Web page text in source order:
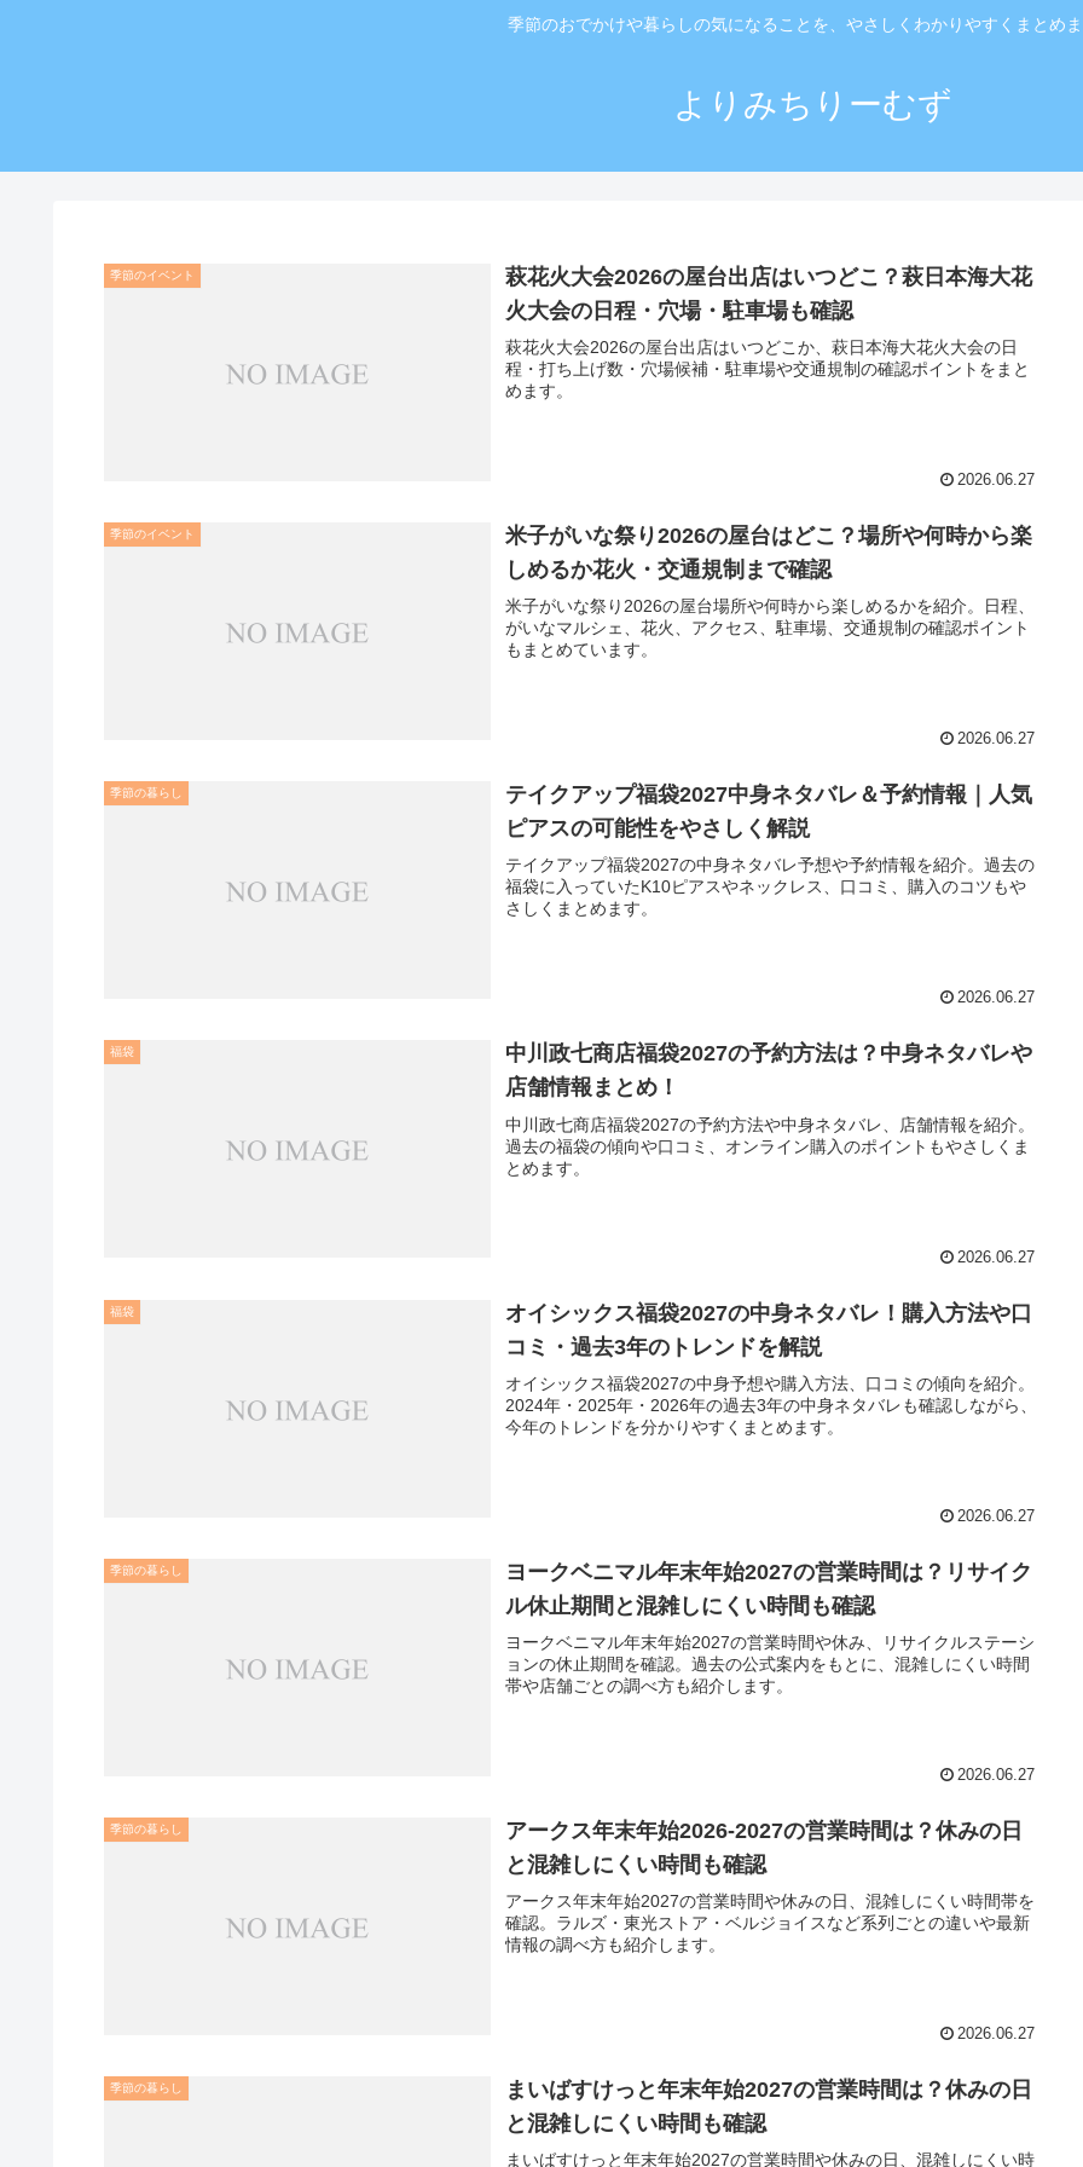
季節のおでかけや暮らしの気になることを、やさしくわかりやすくまとめ
よりみちりーむず
季節のイベント
萩花火大会2026の屋台出店はいつどこ？萩日本海大花
火大会の日程・穴場・駐車場も確認
萩花火大会2026の屋台出店はいつどこか、萩日本海大花火大会の日
程・打ち上げ数・穴場候補・駐車場や交通規制の確認ポイントをまと
めます。
2026.06.27
季節のイベント
米子がいな祭り2026の屋台はどこ？場所や何時から楽
しめるか花火・交通規制まで確認
米子がいな祭り2026の屋台場所や何時から楽しめるかを紹介。日程、
がいなマルシェ、花火、アクセス、駐車場、交通規制の確認ポイント
もまとめています。
2026.06.27
季節の暮らし
テイクアップ福袋2027中身ネタバレ＆予約情報｜人気
ピアスの可能性をやさしく解説
テイクアップ福袋2027の中身ネタバレ予想や予約情報を紹介。過去の
福袋に入っていたK10ピアスやネックレス、口コミ、購入のコツもや
さしくまとめます。
2026.06.27
福袋
中川政七商店福袋2027の予約方法は？中身ネタバレや
店舗情報まとめ！
中川政七商店福袋2027の予約方法や中身ネタバレ、店舗情報を紹介。
過去の福袋の傾向や口コミ、オンライン購入のポイントもやさしくま
とめます。
2026.06.27
福袋
オイシックス福袋2027の中身ネタバレ！購入方法や口
コミ・過去3年のトレンドを解説
オイシックス福袋2027の中身予想や購入方法、口コミの傾向を紹介。
2024年・2025年・2026年の過去3年の中身ネタバレも確認しながら、
今年のトレンドを分かりやすくまとめます。
2026.06.27
季節の暮らし
ヨークベニマル年末年始2027の営業時間は？リサイク
ル休止期間と混雑しにくい時間も確認
ヨークベニマル年末年始2027の営業時間や休み、リサイクルステーシ
ョンの休止期間を確認。過去の公式案内をもとに、混雑しにくい時間
帯や店舗ごとの調べ方も紹介します。
2026.06.27
季節の暮らし
アークス年末年始2026-2027の営業時間は？休みの日
と混雑しにくい時間も確認
アークス年末年始2027の営業時間や休みの日、混雑しにくい時間帯を
確認。ラルズ・東光ストア・ベルジョイスなど系列ごとの違いや最新
情報の調べ方も紹介します。
2026.06.27
季節の暮らし
まいばすけっと年末年始2027の営業時間は？休みの日
と混雑しにくい時間も確認
まいばすけっと年末年始2027の営業時間や休みの日、混雑しにくい時